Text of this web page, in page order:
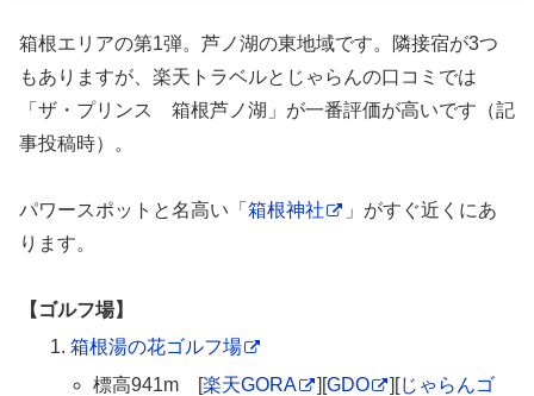
箱根エリアの第1弾。芦ノ湖の東地域です。隣接宿が3つ
もありますが、楽天トラベルとじゃらんの口コミでは
「ザ・プリンス 箱根芦ノ湖」が一番評価が高いです（記
事投稿時）。
パワースポットと名高い「 箱根神社
」がすぐ近くにあ
ります。
【ゴルフ場】
箱根湯の花ゴルフ場
標高941m [楽天GORA ][GDO ][じゃらんゴ